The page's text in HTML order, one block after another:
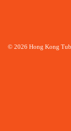
© 2026 Hong Kong